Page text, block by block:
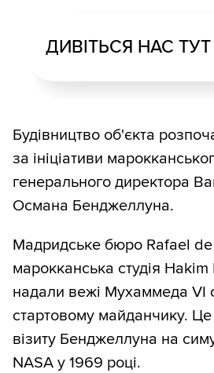
ДИВІТЬСЯ НАС ТУТ
Будівництво об'єкта
за ініціативи
генерального директора
Османа Бенджеллуна.
Мадридське бюро Rafael de
марокканська студія
надали вежі Мухаммеда VI
стартовому майданчику.
візиту Бенджеллуна на
NASA у 1969 році.